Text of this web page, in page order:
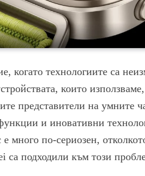
когато технологиите са
които
представители на умните
и иновативни
много по-сериозен,
са подходили към този